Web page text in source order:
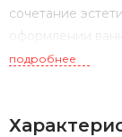
сочетание
оформлении
подробнее